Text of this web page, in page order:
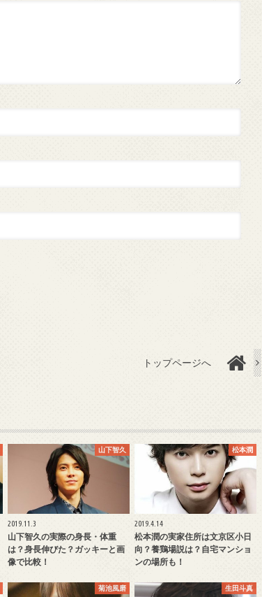
トップページへ
山下智久
2019.11.3
山下智久の実際の身長・体重
は？身長伸びた？ガッキーと画
像で比較！
松本潤
2019.4.14
松本潤の実家住所は文京区小日
向？養鶏場説は？自宅マンショ
ンの場所も！
菊池風磨 生田斗真